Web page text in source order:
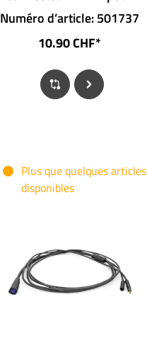
feu arrière avec
connecteur
Numéro d’article: 501737
10.90 CHF*
Plus que quelques articles
disponibles